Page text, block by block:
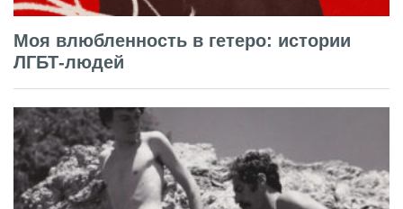
Моя влюбленность в гетеро: истории
ЛГБТ-людей